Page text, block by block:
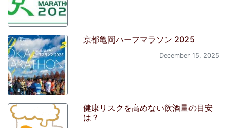
京都亀岡ハーフマラソン 2025
December 15, 2025
健康リスクを高めない飲酒量の目安
は？